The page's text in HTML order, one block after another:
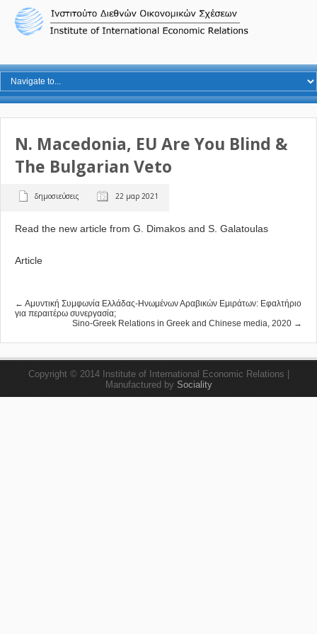
N. Macedonia, EU Are You Blind &
The Bulgarian Veto
δημοσιεύσεις 22 μαρ 2021
Read the new article from G. Dimakos and S. Galatoulas
Article
← Αμυντική Συμφωνία Ελλάδας-Ηνωμένων Αραβικών Εμιράτων: Εφαλτήριο
για περαιτέρω συνεργασία;
Sino-Greek Relations in Greek and Chinese media, 2020 →
Copyright © 2014 Institute of International Economic Relations |
Manufactured by Sociality